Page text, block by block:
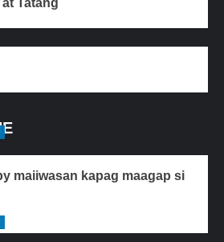
Tatang
maiiwasan kapag maagap si